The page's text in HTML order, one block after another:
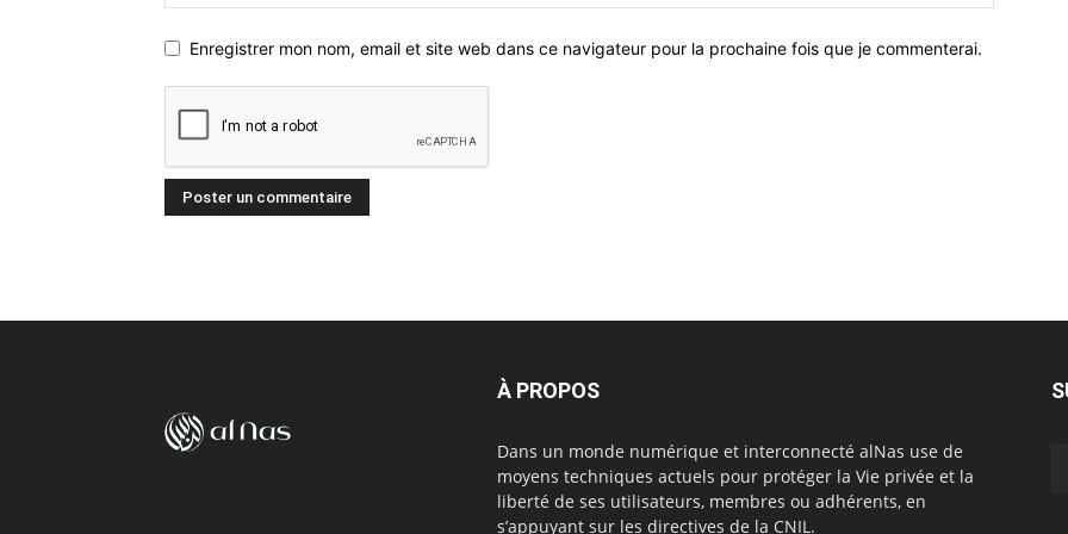
Enregistrer mon nom, email et site web dans ce navigateur pour la prochaine fois que je commenterai.
À PROPOS
Dans un monde numérique et interconnecté alNas use de
moyens techniques actuels pour protéger la Vie privée et la
liberté de ses utilisateurs, membres ou adhérents, en
s’appuyant sur les directives de la CNIL.